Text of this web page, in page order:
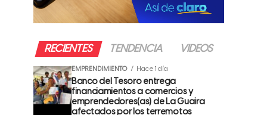
RECIENTES TENDENCIA VIDEOS
EMPRENDIMIENTO Hace 1 día
Banco del Tesoro entrega
financiamientos a comercios y
emprendedores(as) de La Guaira
afectados por los terremotos